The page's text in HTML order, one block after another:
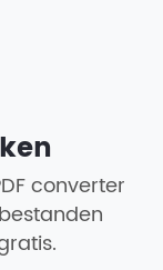
converter